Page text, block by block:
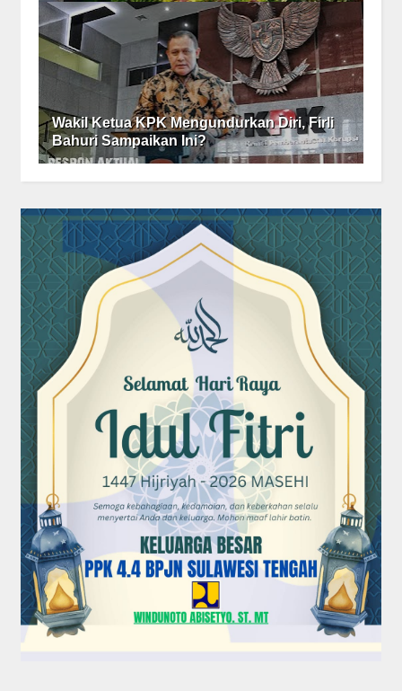
Wakil Ketua KPK Mengundurkan Diri, Firli
Bahuri Sampaikan Ini?